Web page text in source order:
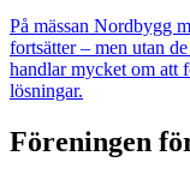
På mässan Nordbygg
fortsätter – men utan
handlar mycket om att
lösningar.
Föreningen